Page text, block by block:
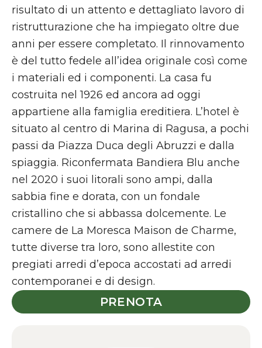
risultato di un attento e dettagliato lavoro di
ristrutturazione che ha impiegato oltre due
anni per essere completato. Il rinnovamento
è del tutto fedele all’idea originale così come
i materiali ed i componenti. La casa fu
costruita nel 1926 ed ancora ad oggi
appartiene alla famiglia ereditiera. L’hotel è
situato al centro di Marina di Ragusa, a pochi
passi da Piazza Duca degli Abruzzi e dalla
spiaggia. Riconfermata Bandiera Blu anche
nel 2020 i suoi litorali sono ampi, dalla
sabbia fine e dorata, con un fondale
cristallino che si abbassa dolcemente. Le
camere de La Moresca Maison de Charme,
tutte diverse tra loro, sono allestite con
pregiati arredi d’epoca accostati ad arredi
contemporanei e di design.
PRENOTA